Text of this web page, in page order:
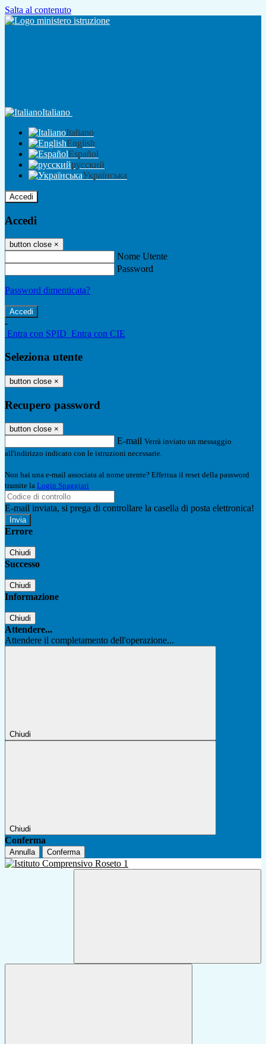
Salta al contenuto
Italiano
Italiano
English
Español
русский
Українська
Accedi
Accedi
button close ×
Nome Utente
Password
Password dimenticata?
-
Entra con SPID Entra con CIE
Seleziona utente
button close ×
Recupero password
button close ×
E-mail Verrà inviato un messaggio
all'indirizzo indicato con le istruzioni necessarie.
Non hai una e-mail associata al nome utente? Effettua il reset della password
tramite la Login Spaggiari
E-mail inviata, si prega di controllare la casella di posta elettronica!
Errore
Chiudi
Successo
Chiudi
Informazione
Chiudi
Attendere...
Attendere il completamento dell'operazione...
Chiudi
Chiudi
Conferma
Annulla Conferma